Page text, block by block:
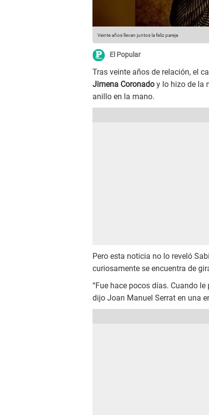
Veinte años llevan juntos la feliz pareja
El Popular
Tras veinte años de relación, el
Jimena Coronado y lo hizo de la
anillo en la mano.
Pero esta noticia no lo reveló
curiosamente se encuentra de
“Fue hace pocos días. Cuando
dijo Joan Manuel Serrat en una